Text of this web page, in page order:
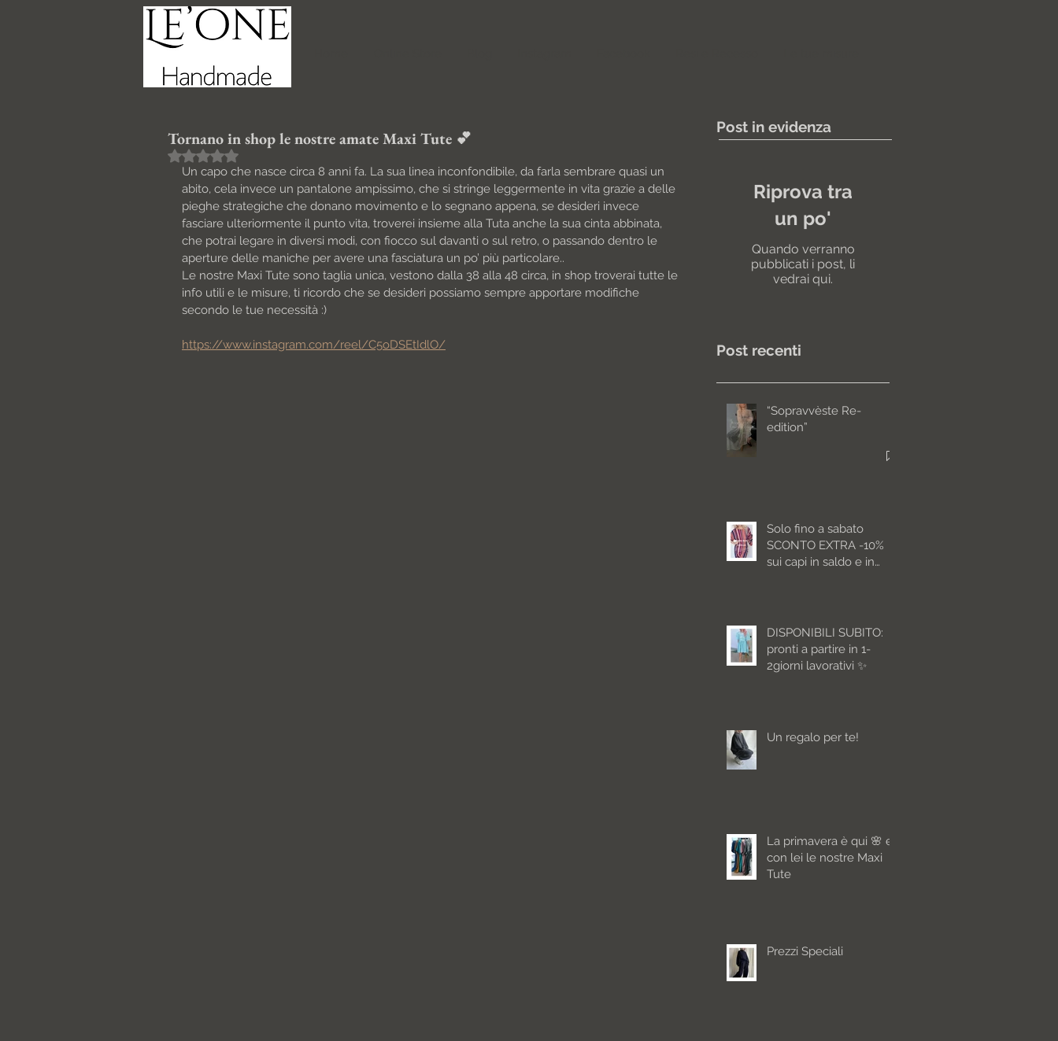
Tornano in shop le nostre amate Maxi Tute 💕
Valutazione NaN stelle su 5.
Un capo che nasce circa 8 anni fa. La sua linea inconfondibile, da farla sembrare quasi un
abito, cela invece un pantalone ampissimo, che si stringe leggermente in vita grazie a delle
pieghe strategiche che donano movimento e lo segnano appena, se desideri invece
fasciare ulteriormente il punto vita, troverei insieme alla Tuta anche la sua cinta abbinata,
che potrai legare in diversi modi, con fiocco sul davanti o sul retro, o passando dentro le
aperture delle maniche per avere una fasciatura un po’ più particolare..
Le nostre Maxi Tute sono taglia unica, vestono dalla 38 alla 48 circa, in shop troverai tutte le
info utili e le misure, ti ricordo che se desideri possiamo sempre apportare modifiche
secondo le tue necessità :)
https://www.instagram.com/reel/C5oDSEtIdlO/
Post in evidenza
Riprova tra
un po'
Quando verranno
pubblicati i post, li
vedrai qui.
Post recenti
“Sopravvèste Re-
edition”
Solo fino a sabato
SCONTO EXTRA -10%
sui capi in saldo e in
DISPONIBILI SUBITO:
pronti a partire in 1-
2giorni lavorativi ✨
Un regalo per te!
La primavera è qui 🌸 e
con lei le nostre Maxi
Tute
Prezzi Speciali